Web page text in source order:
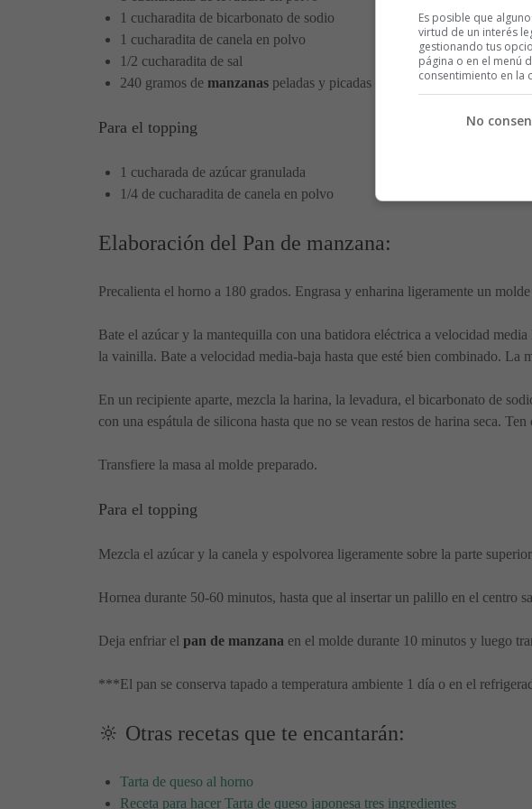
1 cucharadita de bicarbonato de sodio
1 cucharadita de canela en polvo
1/2 cucharadita de sal
240 gramos de manzanas peladas y picadas en dados
Para el topping
1 cucharada de azúcar granulada
1/4 de cucharadita de canela en polvo
Elaboración del Pan de manzana:
Precalienta el horno a 180 grados. Engrasa y enharina ligeramente un
Bate el azúcar y la mantequilla con una batidora eléctrica a velocidad
la vainilla. Bate a velocidad media-baja hasta que esté bien combinado. La
En un recipiente aparte, mezcla la harina, la levadura, el bicarbonato de
con una espátula de silicona hasta que no se vean restos de harina seca.
Transfiere la masa al molde preparado.
Para el topping
Mezcla el azúcar y la canela y espolvorea ligeramente sobre la parte
Hornea durante 50-60 minutos, hasta que al insertar un palillo en el centro
Deja enfriar el pan de manzana en el molde durante 10 minutos y luego
***El pan se conserva tapado a temperatura ambiente 1 día o en el
🔆 Otras recetas que te encantarán:
Tarta de queso al horno
Receta para hacer Tarta de queso japonesa tres ingredientes
Es posible que
virtud de un interés
gestionando tus
página o en el menú
consentimiento en la
No